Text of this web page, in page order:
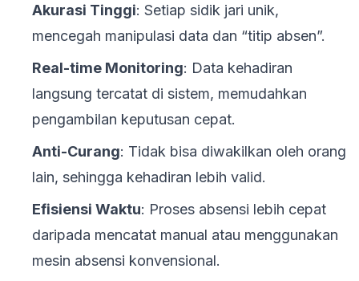
Akurasi Tinggi: Setiap sidik jari unik,
mencegah manipulasi data dan “titip absen”.
Real-time Monitoring: Data kehadiran
langsung tercatat di sistem, memudahkan
pengambilan keputusan cepat.
Anti-Curang: Tidak bisa diwakilkan oleh orang
lain, sehingga kehadiran lebih valid.
Efisiensi Waktu: Proses absensi lebih cepat
daripada mencatat manual atau menggunakan
mesin absensi konvensional.